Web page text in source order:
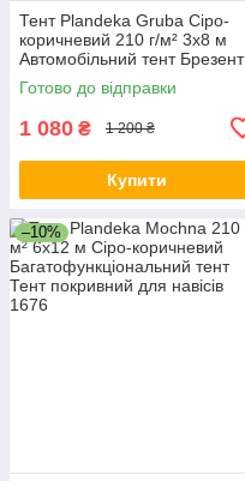
Тент Plandeka Gruba Сіро-
коричневий 210 г/м² 3х8 м
Автомобільний тент Брезент
для зерна
Готово до відправки
1 080 ₴ 1 200 ₴
Купити
–10%